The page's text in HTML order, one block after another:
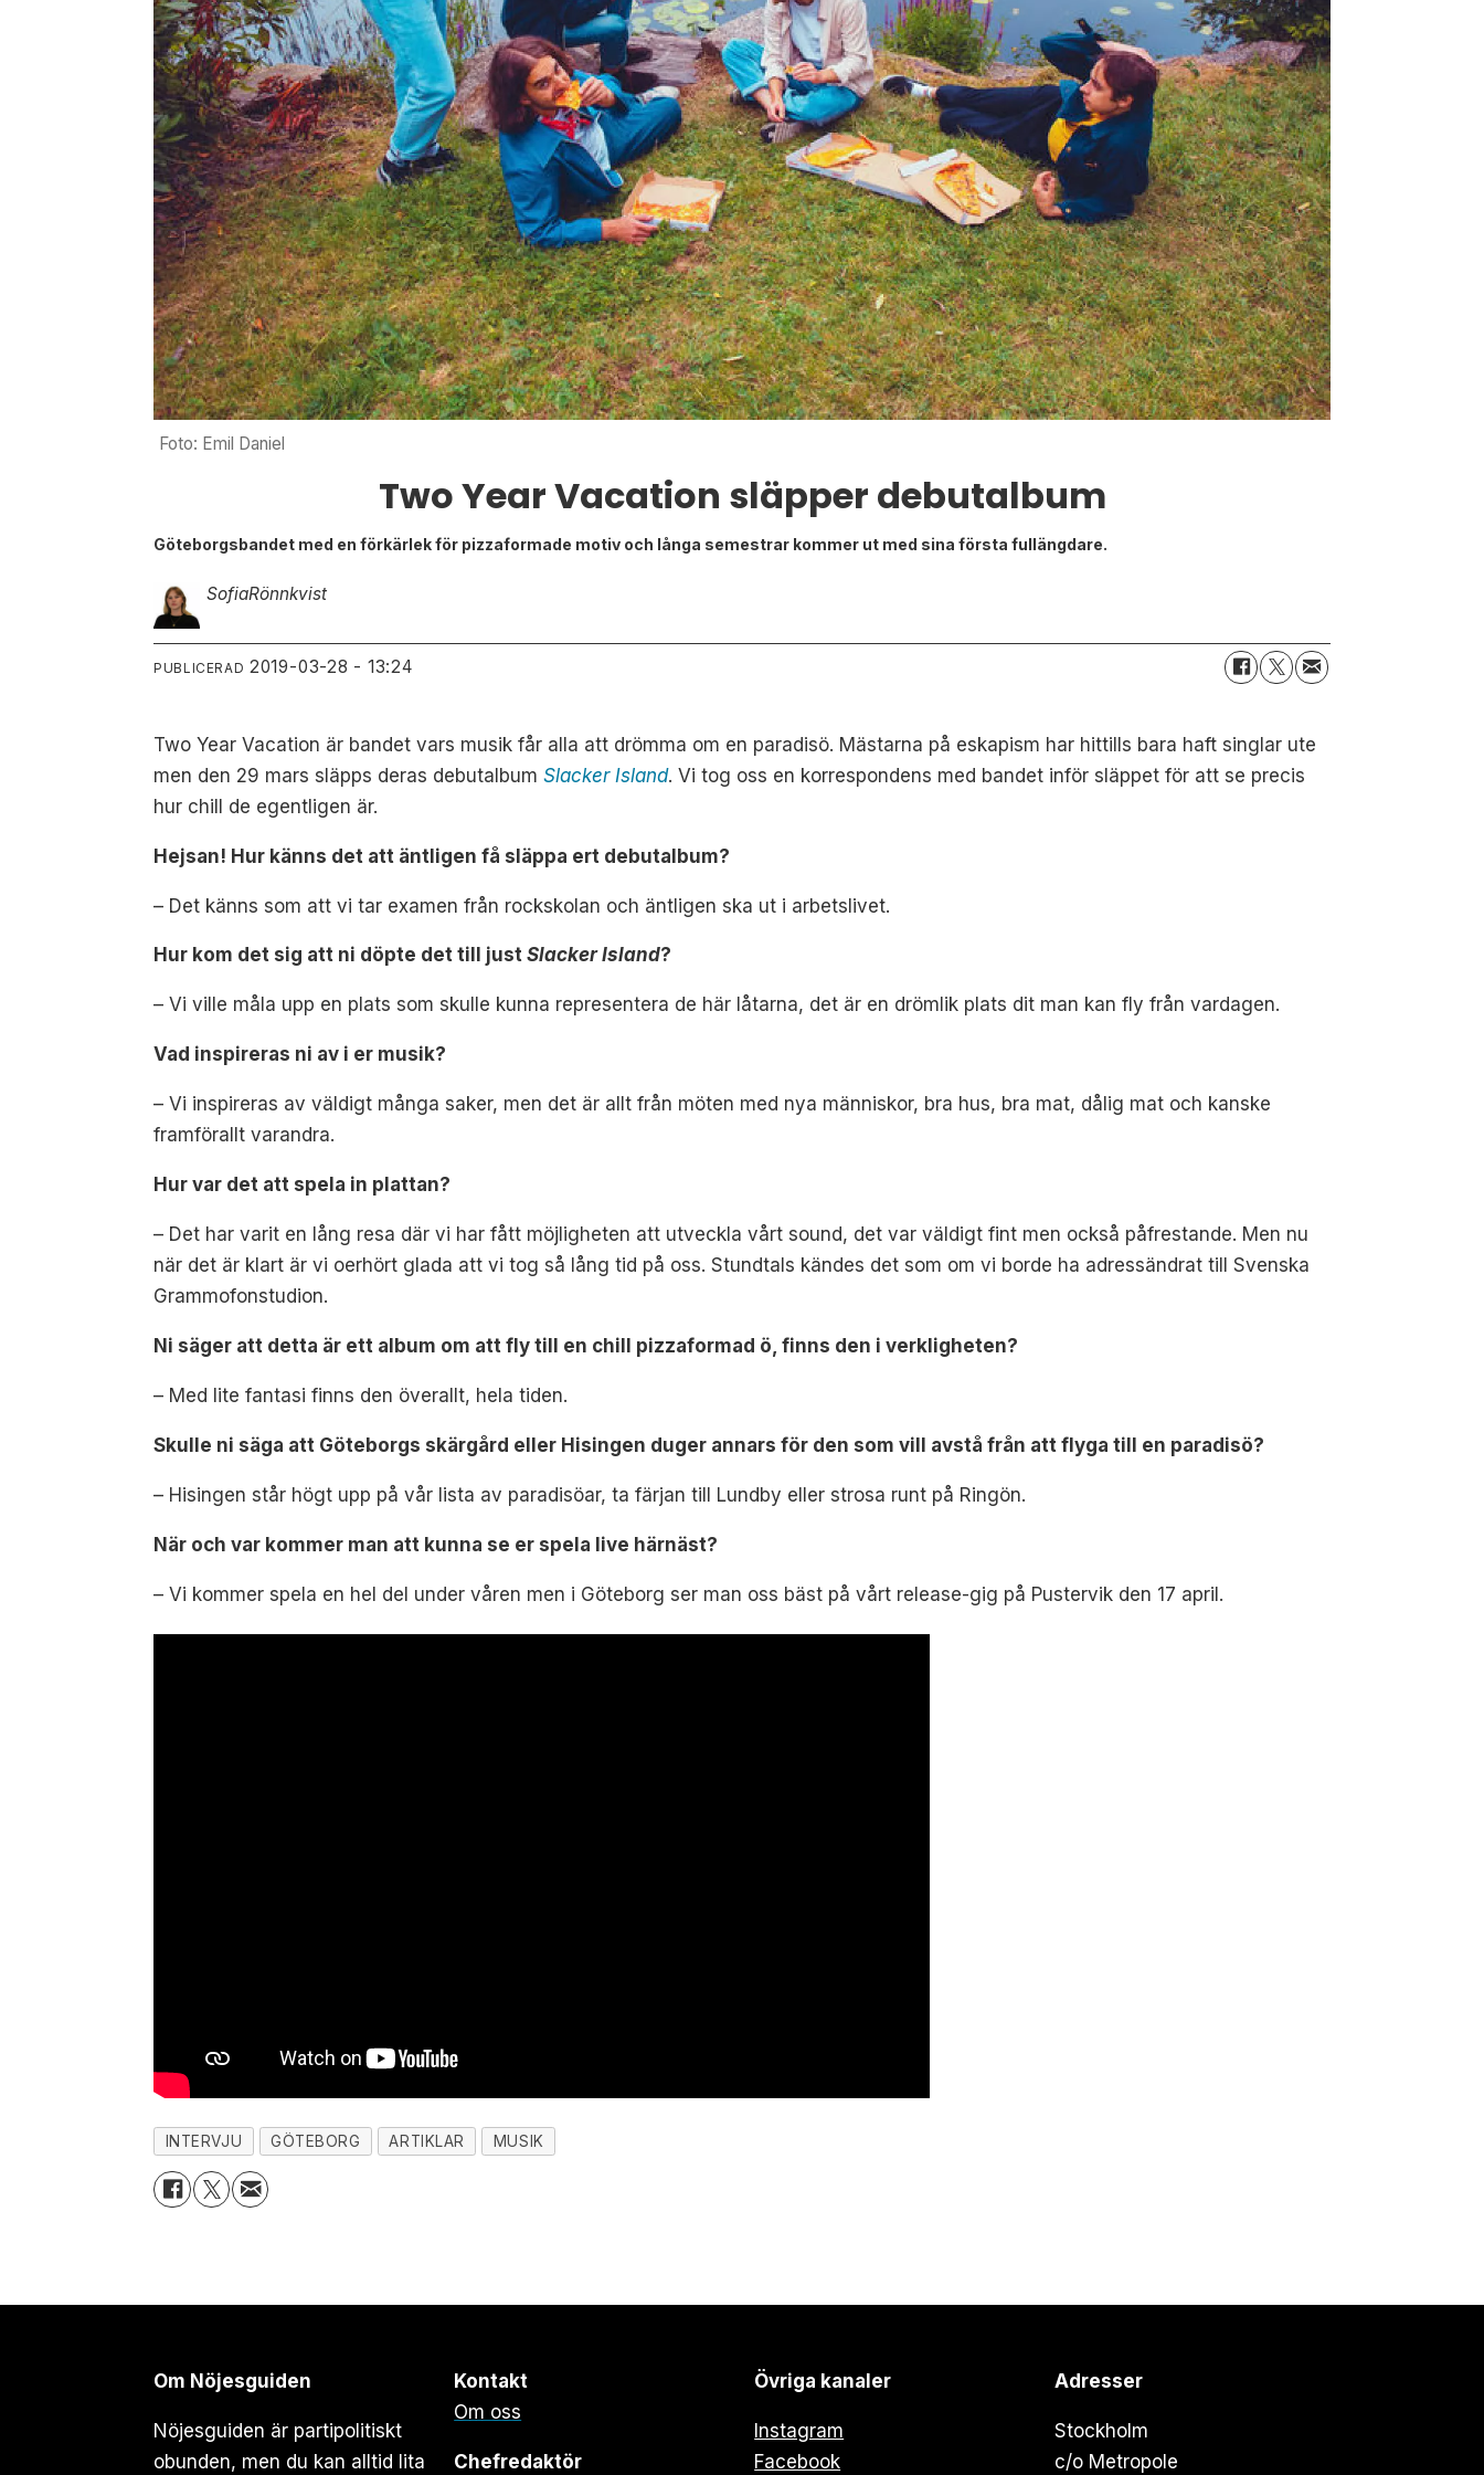
Foto: Emil Daniel
Two Year Vacation släpper debutalbum
Göteborgsbandet med en förkärlek för pizzaformade motiv och långa semestrar kommer ut med sina första fullängdare.
SofiaRönnkvist
PUBLICERAD 2019-03-28 - 13:24
Two Year Vacation är bandet vars musik får alla att drömma om en paradisö. Mästarna på eskapism har hittills bara haft singlar ute
men den 29 mars släpps deras debutalbumSlacker Island. Vi tog oss en korrespondens med bandet inför släppet för att se precis
hur chill de egentligen är.
Hejsan! Hur känns det att äntligen få släppa ert debutalbum?
– Det känns som att vi tar examen från rockskolan och äntligen ska ut i arbetslivet.
Hur kom det sig att ni döpte det till justSlacker Island?
– Vi ville måla upp en plats som skulle kunna representera de här låtarna, det är en drömlik plats dit man kan fly från vardagen.
Vad inspireras ni av i er musik?
– Vi inspireras av väldigt många saker, men det är allt från möten med nya människor, bra hus, bra mat, dålig mat och kanske
framförallt varandra.
Hur var det att spela in plattan?
– Det har varit en lång resa där vi har fått möjligheten att utveckla vårt sound, det var väldigt fint men också påfrestande. Men nu
när det är klart är vi oerhört glada att vi tog så lång tid på oss. Stundtals kändes det som om vi borde ha adressändrat till Svenska
Grammofonstudion.
Ni säger att detta är ett album om att fly till en chill pizzaformad ö, finns den i verkligheten?
– Med lite fantasi finns den överallt, hela tiden.
Skulle ni säga att Göteborgs skärgård eller Hisingen duger annars för den som vill avstå från att flyga till en paradisö?
– Hisingen står högt upp på vår lista av paradisöar, ta färjan till Lundby eller strosa runt på Ringön.
När och var kommer man att kunna se er spela live härnäst?
– Vi kommer spela en hel del under våren men i Göteborg ser man oss bäst på vårt release-gig på Pustervik den 17 april.
INTERVJU GÖTEBORG ARTIKLAR MUSIK
Om Nöjesguiden
Nöjesguiden är partipolitiskt
obunden, men du kan alltid lita
Kontakt
Om oss
Chefredaktör
Övriga kanaler
Instagram
Facebook
Adresser
Stockholm
c/o Metropole